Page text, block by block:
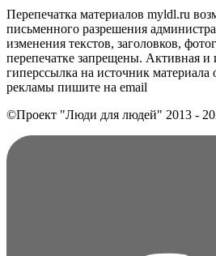
Перепечатка материалов myldl.ru
письменного разрешения
изменения текстов, заголовков,
перепечатке запрещены. Активная и
гиперссылка на источник материала
рекламы пишите на еmail
©Проект "Люди для людей" 2013 -